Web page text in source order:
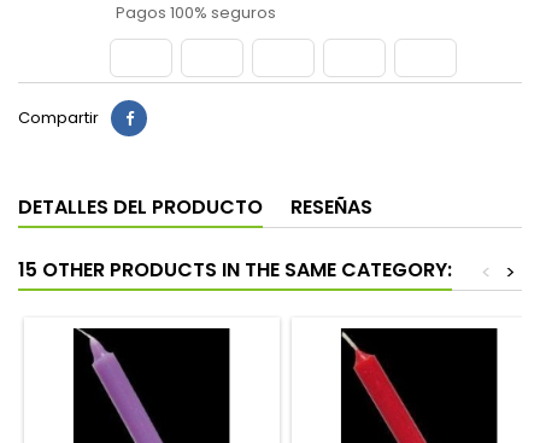
Pagos 100% seguros
Compartir
DETALLES DEL PRODUCTO RESEÑAS
15 OTHER PRODUCTS IN THE SAME CATEGORY: >
<